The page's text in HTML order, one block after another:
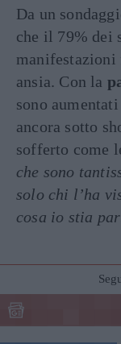
Da un
che il 79% dei
manifestazioni
ansia. Con la
sono
ancora sotto
sofferto come
che sono
solo chi l’ha
cosa io stia